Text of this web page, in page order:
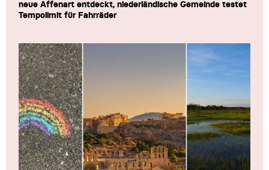
neue Affenart entdeckt, niederländische Gemeinde testet
Tempolimit für Fahrräder